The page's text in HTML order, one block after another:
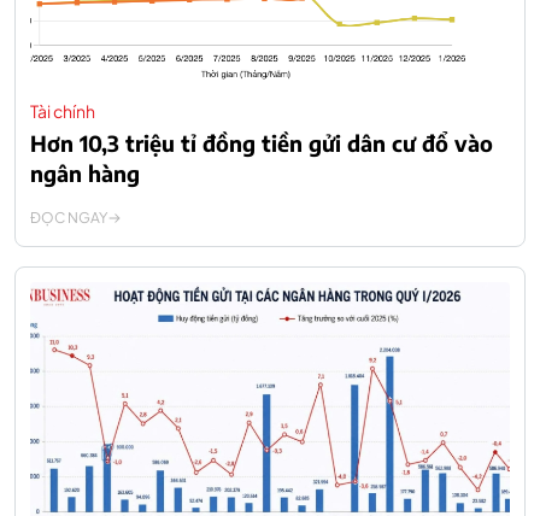
Tài chính
Hơn 10,3 triệu tỉ đồng tiền gửi dân cư đổ vào
ngân hàng
ĐỌC NGAY